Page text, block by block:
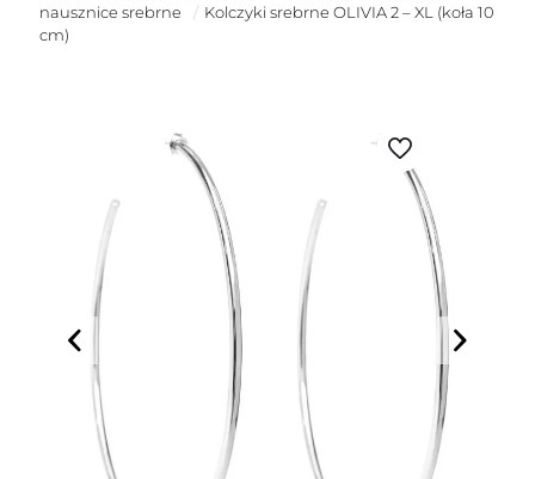
nausznice srebrne
/ Kolczyki srebrne OLIVIA 2 – XL (koła 10
cm)